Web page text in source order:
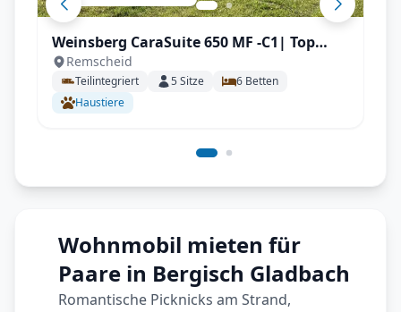
Weinsberg CaraSuite 650 MF -C1| Top
Ausstattung: Aufgelastet, Automatik,
Klimaanlage, Markise, Navigation,
Rückfahrkamera, uvm.
Remscheid
Teilintegriert 5Sitze 6 Betten
Haustiere
Wohnmobil mieten für
Paare in Bergisch Gladbach
Romantische Picknicks am Strand,